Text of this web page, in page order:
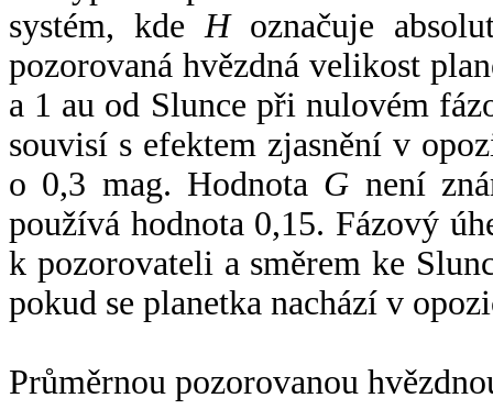
systém, kde Hoznačuje
pozorovaná hvězdná velikost
a 1 au od Slunce při nulovém
souvisí s efektem zjasnění v
o 0,3 mag. Hodnota G není
používá hodnota 0,15. Fázový
k pozorovateli a směrem ke
pokud se planetka nachází v
Průměrnou pozorovanou